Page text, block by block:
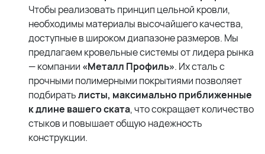
Чтобы реализовать принцип цельной кровли,
необходимы материалы высочайшего качества,
доступные в широком диапазоне размеров. Мы
предлагаем кровельные системы от лидера рынка
— компании «Металл Профиль». Их сталь с
прочными полимерными покрытиями позволяет
подбиратьлисты, максимально приближенные
к длине вашего ската, что сокращает количество
стыков и повышает общую надежность
конструкции.